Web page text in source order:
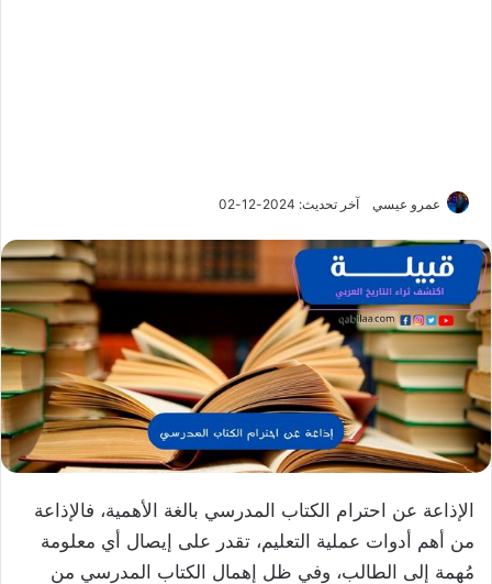
عمرو عيسي آخر تحديث: 2024-12-02
الإذاعة عن احترام الكتاب المدرسي بالغة الأهمية، فالإذاعة
من أهم أدوات عملية التعليم، تقدر على إيصال أي معلومة
مُهمة إلى الطالب، وفي ظل إهمال الكتاب المدرسي من